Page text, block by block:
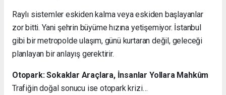
Raylı sistemler eskiden kalma veya eskiden başlayanlar
zor bitti. Yani şehrin büyüme hızına yetişemiyor. İstanbul
gibi bir metropolde ulaşım, günü kurtaran değil, geleceği
planlayan bir anlayış gerektirir.
Otopark: Sokaklar Araçlara, İnsanlar Yollara Mahkûm
Trafiğin doğal sonucu ise otopark krizi…